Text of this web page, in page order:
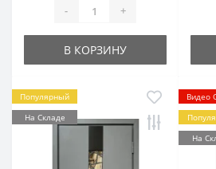
- +
В КОРЗИНУ
Популярный
На Складе
Видео
На